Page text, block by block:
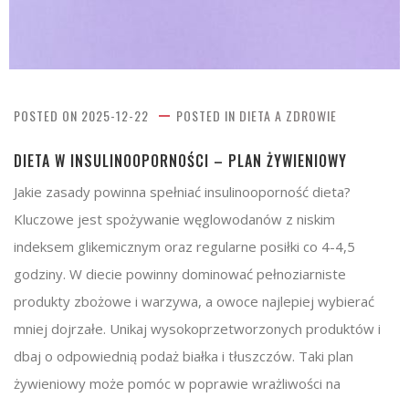
POSTED ON 2025-12-22 POSTED IN DIETA A ZDROWIE
DIETA W INSULINOOPORNOŚCI – PLAN ŻYWIENIOWY
Jakie zasady powinna spełniać insulinooporność dieta?
Kluczowe jest spożywanie węglowodanów z niskim
indeksem glikemicznym oraz regularne posiłki co 4-4,5
godziny. W diecie powinny dominować pełnoziarniste
produkty zbożowe i warzywa, a owoce najlepiej wybierać
mniej dojrzałe. Unikaj wysokoprzetworzonych produktów i
dbaj o odpowiednią podaż białka i tłuszczów. Taki plan
żywieniowy może pomóc w poprawie wrażliwości na